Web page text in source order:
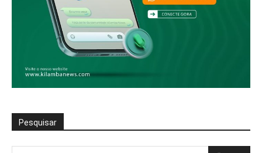
Pesquisar